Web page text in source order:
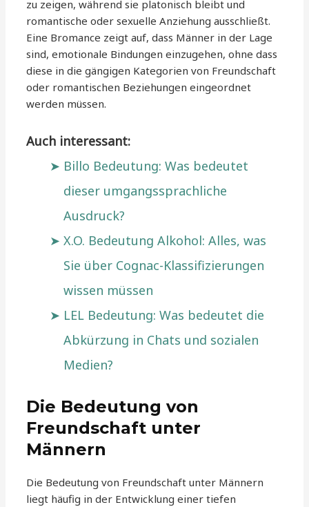
zu zeigen, während sie platonisch bleibt und
romantische oder sexuelle Anziehung ausschließt.
Eine Bromance zeigt auf, dass Männer in der Lage
sind, emotionale Bindungen einzugehen, ohne dass
diese in die gängigen Kategorien von Freundschaft
oder romantischen Beziehungen eingeordnet
werden müssen.
Auch interessant:
Billo Bedeutung: Was bedeutet
dieser umgangssprachliche
Ausdruck?
X.O. Bedeutung Alkohol: Alles, was
Sie über Cognac-Klassifizierungen
wissen müssen
LEL Bedeutung: Was bedeutet die
Abkürzung in Chats und sozialen
Medien?
Die Bedeutung von
Freundschaft unter
Männern
Die Bedeutung von Freundschaft unter Männern
liegt häufig in der Entwicklung einer tiefen